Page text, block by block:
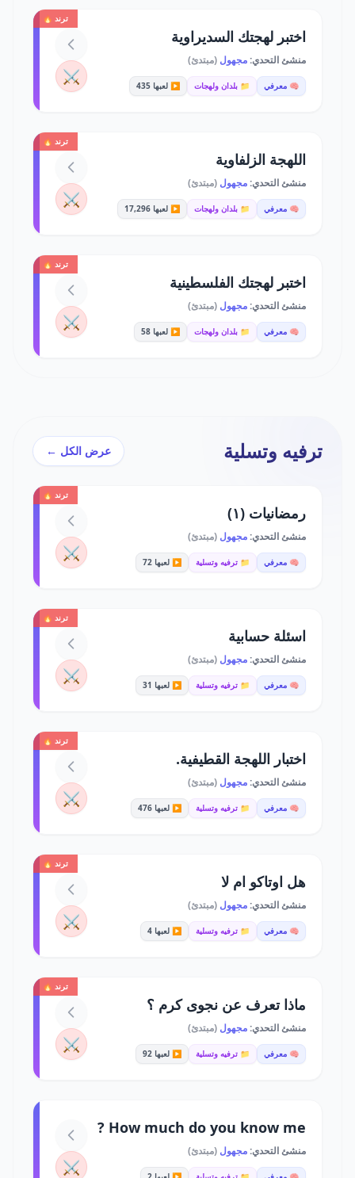
ترند 🔥
اختبر لهجتك السديراوية
منشئ التحدي:مجهول (مبتدئ)
🧠 معرفي 📁 بلدان ولهجات ▶️ لعبها 435 ⚔️
ترند 🔥
اللهجة الزلفاوية
منشئ التحدي:مجهول (مبتدئ)
🧠 معرفي 📁 بلدان ولهجات ▶️ لعبها 17,296 ⚔️
ترند 🔥
اختبر لهجتك الفلسطينية
منشئ التحدي:مجهول (مبتدئ)
🧠 معرفي 📁 بلدان ولهجات ▶️ لعبها 58 ⚔️
ترفيه وتسلية عرض الكل ←
ترند 🔥
رمضانيات (١)
منشئ التحدي:مجهول (مبتدئ)
🧠 معرفي 📁 ترفيه وتسلية ▶️ لعبها 72 ⚔️
ترند 🔥
اسئلة حسابية
منشئ التحدي:مجهول (مبتدئ)
🧠 معرفي 📁 ترفيه وتسلية ▶️ لعبها 31 ⚔️
ترند 🔥
اختبار اللهجة القطيفية.
منشئ التحدي:مجهول (مبتدئ)
🧠 معرفي 📁 ترفيه وتسلية ▶️ لعبها 476 ⚔️
ترند 🔥
هل اوتاكو ام لا
منشئ التحدي:مجهول (مبتدئ)
🧠 معرفي 📁 ترفيه وتسلية ▶️ لعبها 4 ⚔️
ترند 🔥
ماذا تعرف عن نجوى كرم ؟
منشئ التحدي:مجهول (مبتدئ)
🧠 معرفي 📁 ترفيه وتسلية ▶️ لعبها 92 ⚔️
How much do you know me ?
منشئ التحدي:مجهول (مبتدئ)
⚔️